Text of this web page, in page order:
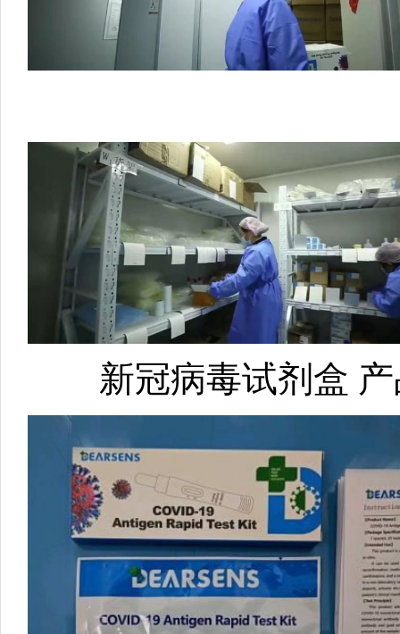
新冠病毒试剂盒 产